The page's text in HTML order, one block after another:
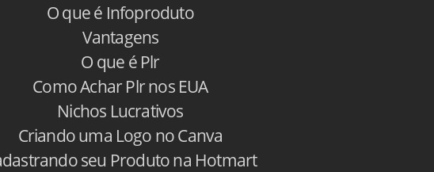
O que é Infoproduto
Vantagens
O que é Plr
Como Achar Plr nos EUA
Nichos Lucrativos
Criando uma Logo no Canva
seu Produto na Hotmart